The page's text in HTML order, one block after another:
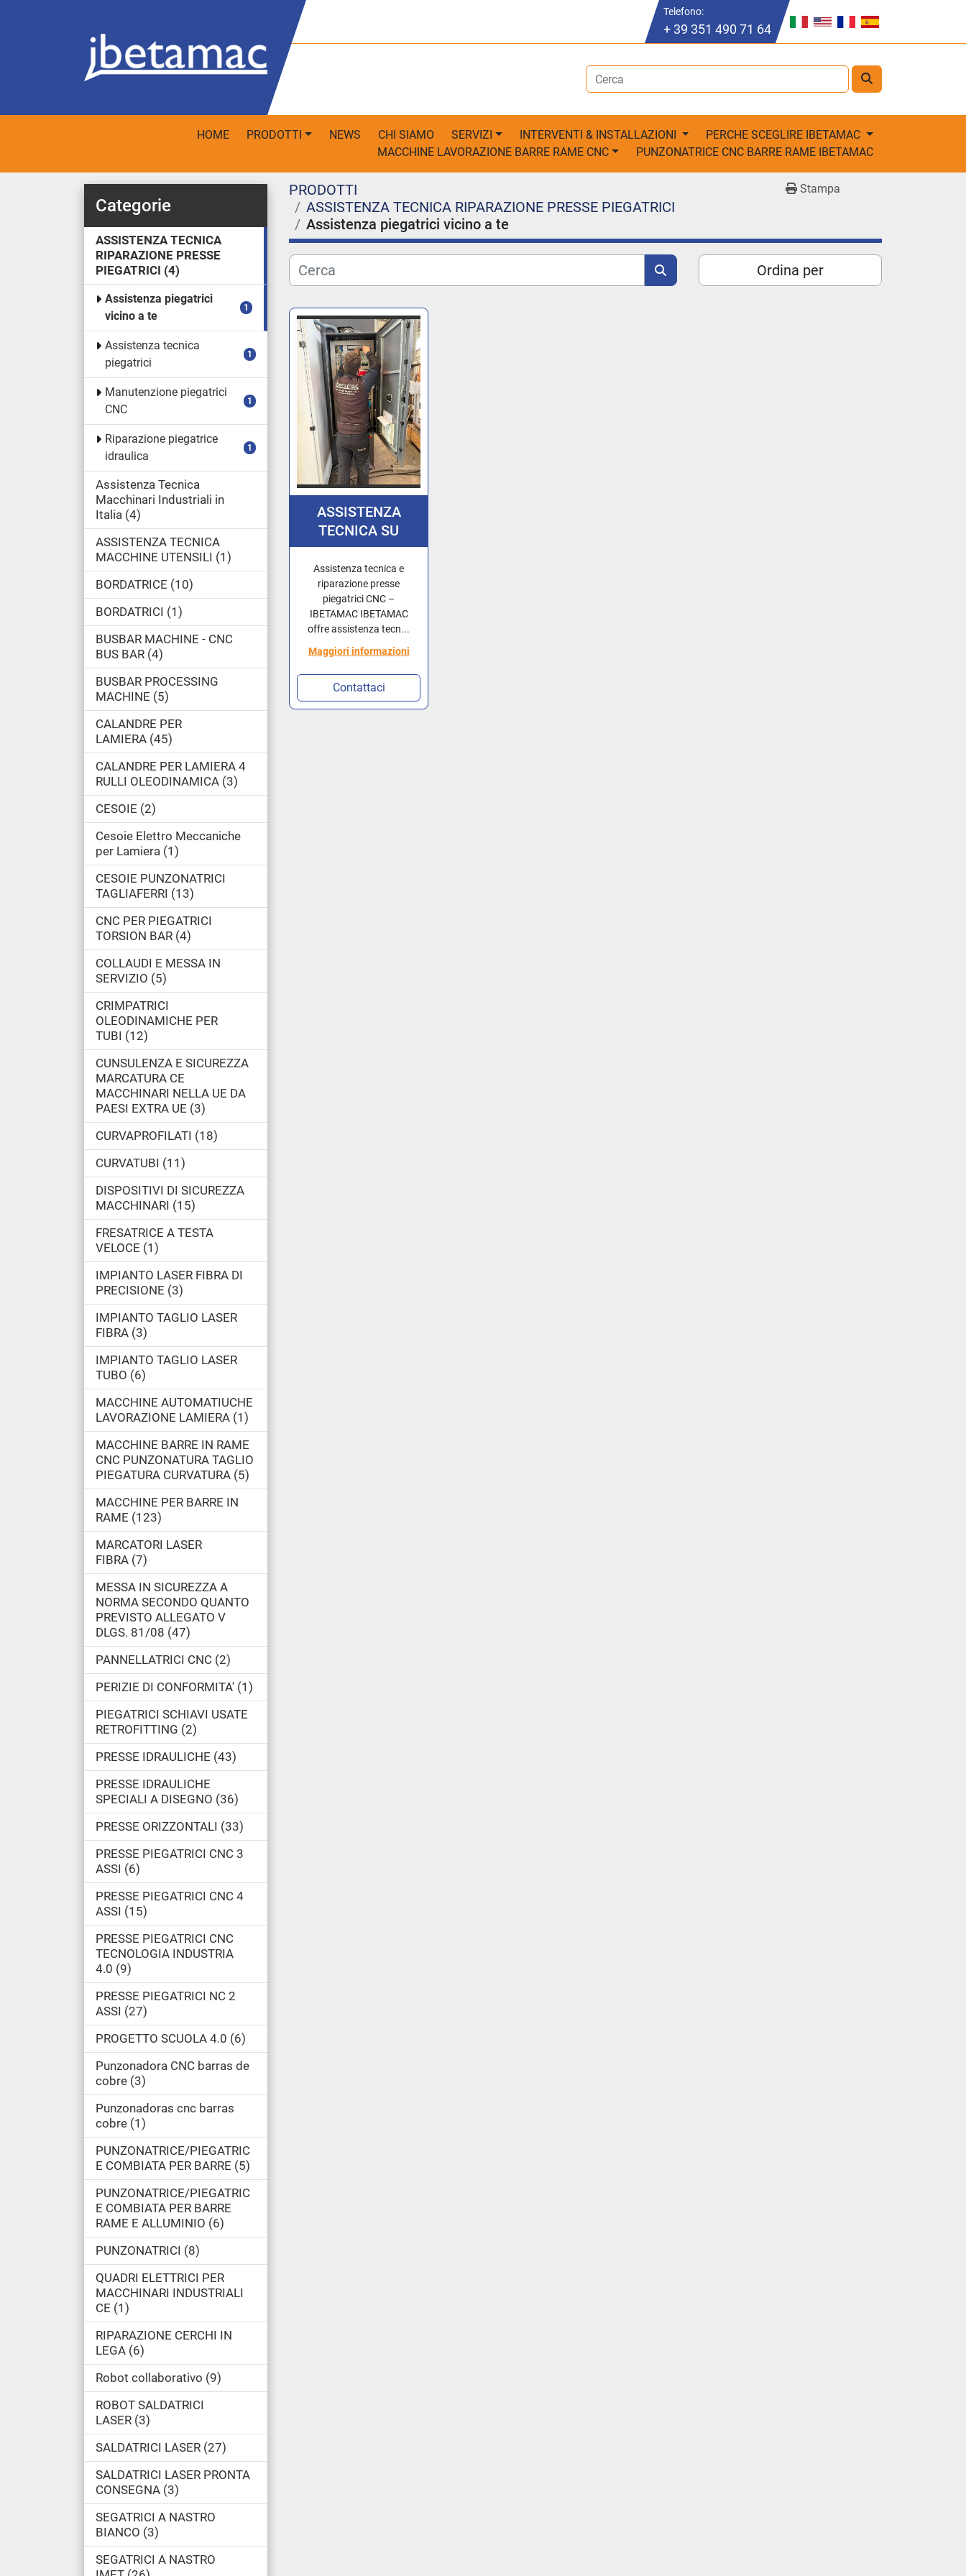
Telefono:
+ 39 351 490 71 64
HOME PRODOTTI NEWS CHI SIAMO SERVIZI INTERVENTI & INSTALLAZIONI
PERCHE SCEGLIRE IBETAMAC
MACCHINE LAVORAZIONE BARRE RAME CNC
PUNZONATRICE CNC BARRE RAME IBETAMAC
Categorie
ASSISTENZA TECNICA
RIPARAZIONE PRESSE
PIEGATRICI 4
Assistenza piegatrici
vicino a te
1
Assistenza tecnica
piegatrici
1
Manutenzione piegatrici
CNC
1
Riparazione piegatrice
idraulica
1
Assistenza Tecnica
Macchinari Industriali in
Italia 4
ASSISTENZA TECNICA
MACCHINE UTENSILI
1
BORDATRICE 10
BORDATRICI
1
BUSBAR MACHINE - CNC
BUS BAR 4
BUSBAR PROCESSING
MACHINE 5
CALANDRE PER
LAMIERA 45
CALANDRE PER LAMIERA 4
RULLI OLEODINAMICA 3
CESOIE 2
Cesoie Elettro Meccaniche
per Lamiera 1
CESOIE PUNZONATRICI
TAGLIAFERRI
13
CNC PER PIEGATRICI
TORSION BAR 4
COLLAUDI E MESSA IN
SERVIZIO 5
CRIMPATRICI
OLEODINAMICHE PER
TUBI
12
CUNSULENZA E SICUREZZA
MARCATURA CE
MACCHINARI NELLA UE DA
PAESI EXTRA UE 3
CURVAPROFILATI
18
CURVATUBI
11
DISPOSITIVI DI SICUREZZA
MACCHINARI
15
FRESATRICE A TESTA
VELOCE 1
IMPIANTO LASER FIBRA DI
PRECISIONE 3
IMPIANTO TAGLIO LASER
FIBRA 3
IMPIANTO TAGLIO LASER
TUBO 6
MACCHINE AUTOMATIUCHE
LAVORAZIONE LAMIERA 1
MACCHINE BARRE IN RAME
CNC PUNZONATURA TAGLIO
PIEGATURA CURVATURA 5
MACCHINE PER BARRE IN
RAME 123
MARCATORI LASER
FIBRA 7
MESSA IN SICUREZZA A
NORMA SECONDO QUANTO
PREVISTO ALLEGATO V
DLGS. 81/08 47
PANNELLATRICI CNC 2
PERIZIE DI CONFORMITA' 1
PIEGATRICI SCHIAVI USATE
RETROFITTING 2
PRESSE IDRAULICHE 43
PRESSE IDRAULICHE
SPECIALI A DISEGNO 36
PRESSE ORIZZONTALI
33
PRESSE PIEGATRICI CNC 3
ASSI
6
PRESSE PIEGATRICI CNC 4
ASSI
15
PRESSE PIEGATRICI CNC
TECNOLOGIA INDUSTRIA
4.0 9
PRESSE PIEGATRICI NC 2
ASSI 27
PROGETTO SCUOLA 4.0 6
Punzonadora CNC barras de
cobre 3
Punzonadoras cnc barras
cobre 1
PUNZONATRICE/PIEGATRIC
E COMBIATA PER BARRE 5
PUNZONATRICE/PIEGATRIC
E COMBIATA PER BARRE
RAME E ALLUMINIO 6
PUNZONATRICI
8
QUADRI ELETTRICI PER
MACCHINARI INDUSTRIALI
CE 1
RIPARAZIONE CERCHI IN
LEGA 6
Robot collaborativo 9
ROBOT SALDATRICI
LASER 3
SALDATRICI LASER 27
SALDATRICI LASER PRONTA
CONSEGNA 3
SEGATRICI A NASTRO
BIANCO 3
SEGATRICI A NASTRO
PRODOTTI
ASSISTENZA TECNICA RIPARAZIONE PRESSE PIEGATRICI
Assistenza piegatrici vicino a te
Stampa
Ordina per
ASSISTENZA
TECNICA SU
PIEGATRICI A CNC E
CONVENZIONALI
Assistenza tecnica e
riparazione presse
piegatrici CNC –
IBETAMAC IBETAMAC
offre assistenza tecn...
Maggiori informazioni
Contattaci